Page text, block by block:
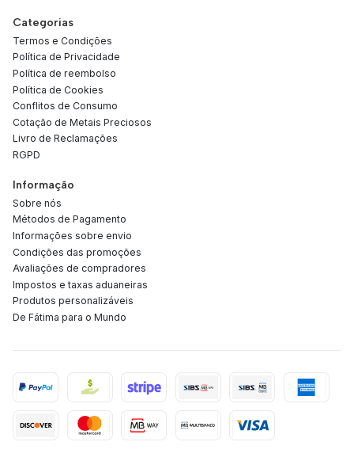
Categorias
Termos e Condições
Política de Privacidade
Política de reembolso
Política de Cookies
Conflitos de Consumo
Cotação de Metais Preciosos
Livro de Reclamações
RGPD
Informação
Sobre nós
Métodos de Pagamento
Informações sobre envio
Condições das promoções
Avaliações de compradores
Impostos e taxas aduaneiras
Produtos personalizáveis
De Fátima para o Mundo